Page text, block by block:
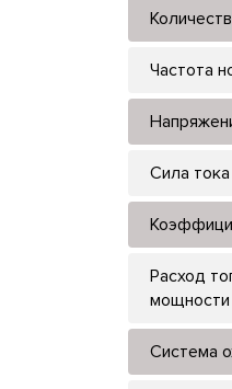
Частота
Сила
Расход
мощности
Система